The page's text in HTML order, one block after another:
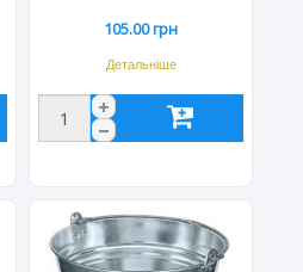
105.00 грн
Детальніше